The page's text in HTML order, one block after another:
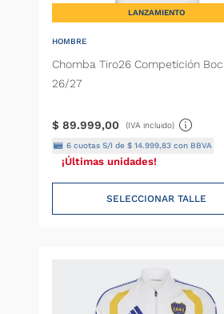
LANZAMIENTO
HOMBRE
Chomba Tiro26 Competición
26/27
$ 89.999,00 (IVA incluido)
6 cuotas S/I de$ 14.999,83 con BBVA
¡Últimas unidades!
SELECCIONAR TALLE